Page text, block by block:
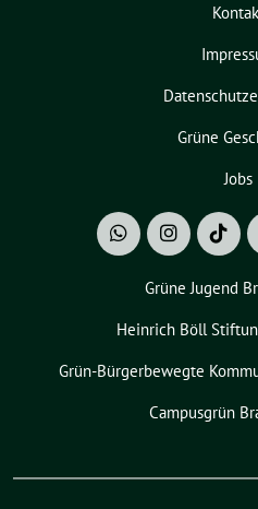
Grüne
Jobs
Grüne Jugend
Heinrich Böll
Grün-Bürgerbewegte
Campusgrün